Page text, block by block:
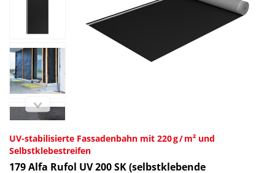
UV-stabilisierte Fassadenbahn mit 220 g / m² und
Selbstklebestreifen
179Alfa Rufol UV 200 SK (selbstklebende